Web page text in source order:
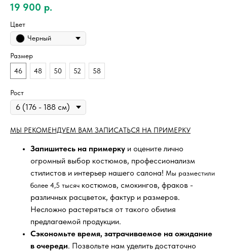
19 900 р.
Цвет
Черный
Размер
46
48 50 52 58
Рост
МЫ РЕКОМЕНДУЕМ ВАМ ЗАПИСАТЬСЯ НА ПРИМЕРКУ
Запишитесь на примерку и оцените лично
огромный выбор костюмов, профессионализм
стилистов и интерьер нашего салона! Мы разместили
более 4,5 тысяч костюмов, смокингов, фраков -
различных расцветок, фактур и размеров.
Несложно растеряться от такого обилия
предлагаемой продукции.
Сэкономьте время, затрачиваемое на ожидание
в очереди. Позвольте нам уделить достаточно